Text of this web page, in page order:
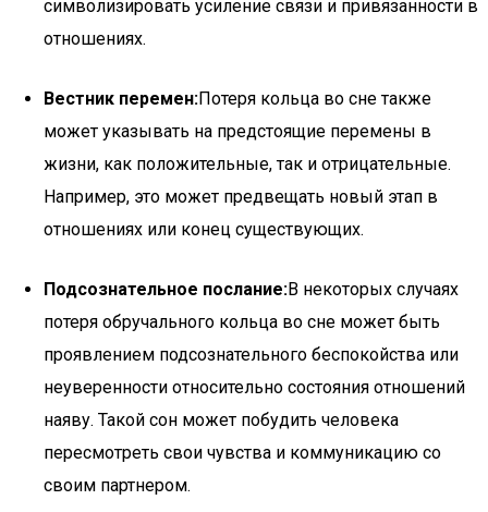
символизировать усиление связи и привязанности в
отношениях.
Вестник перемен:Потеря кольца во сне также
может указывать на предстоящие перемены в
жизни, как положительные, так и отрицательные.
Например, это может предвещать новый этап в
отношениях или конец существующих.
Подсознательное послание:В некоторых случаях
потеря обручального кольца во сне может быть
проявлением подсознательного беспокойства или
неуверенности относительно состояния отношений
наяву. Такой сон может побудить человека
пересмотреть свои чувства и коммуникацию со
своим партнером.